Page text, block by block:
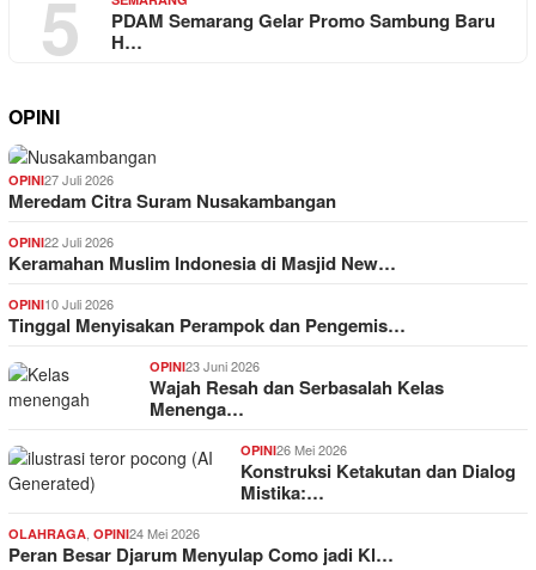
5
PDAM Semarang Gelar Promo Sambung Baru
H…
OPINI
OPINI27 Juli 2026
Meredam Citra Suram Nusakambangan
OPINI22 Juli 2026
Keramahan Muslim Indonesia di Masjid New…
OPINI10 Juli 2026
Tinggal Menyisakan Perampok dan Pengemis…
OPINI23 Juni 2026
Wajah Resah dan Serbasalah Kelas
Menenga…
OPINI26 Mei 2026
Konstruksi Ketakutan dan Dialog
Mistika:…
OLAHRAGA, OPINI24 Mei 2026
Peran Besar Djarum Menyulap Como jadi Kl…